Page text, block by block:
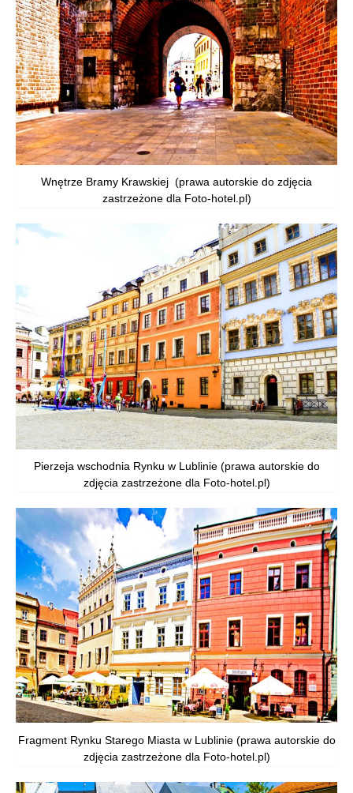
Wnętrze Bramy Krawskiej (prawa autorskie do zdjęcia
zastrzeżone dla Foto-hotel.pl)
Pierzeja wschodnia Rynku w Lublinie (prawa autorskie do
zdjęcia zastrzeżone dla Foto-hotel.pl)
Fragment Rynku Starego Miasta w Lublinie (prawa autorskie do
zdjęcia zastrzeżone dla Foto-hotel.pl)